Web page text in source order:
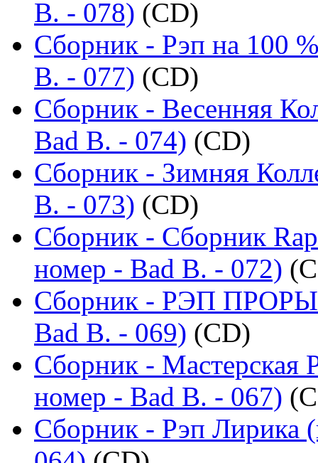
B. - 078) (CD)
Сборник - Рэп на 100
B. - 077) (CD)
Сборник - Весенняя
Bad B. - 074) (CD)
Сборник - Зимняя
B. - 073) (CD)
Сборник - Сборник
номер - Bad B. - 072)
Сборник - РЭП
Bad B. - 069) (CD)
Сборник - Мастерская
номер - Bad B. - 067)
Сборник - Рэп Лирика